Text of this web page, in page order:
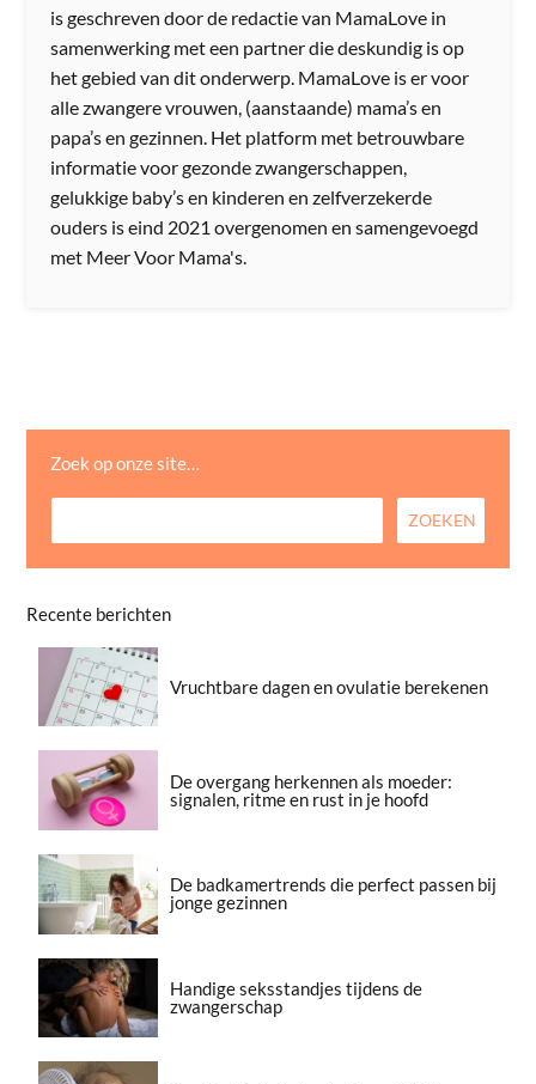
is geschreven door de redactie van MamaLove in
samenwerking met een partner die deskundig is op
het gebied van dit onderwerp. MamaLove is er voor
alle zwangere vrouwen, (aanstaande) mama’s en
papa’s en gezinnen. Het platform met betrouwbare
informatie voor gezonde zwangerschappen,
gelukkige baby’s en kinderen en zelfverzekerde
ouders is eind 2021 overgenomen en samengevoegd
met Meer Voor Mama's.
Zoek op onze site…
Recente berichten
Vruchtbare dagen en ovulatie berekenen
De overgang herkennen als moeder:
signalen, ritme en rust in je hoofd
De badkamertrends die perfect passen bij
jonge gezinnen
Handige seksstandjes tijdens de
zwangerschap